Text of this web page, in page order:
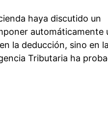
haya discutido un
automáticamente
la deducción, sino en la
Tributaria ha